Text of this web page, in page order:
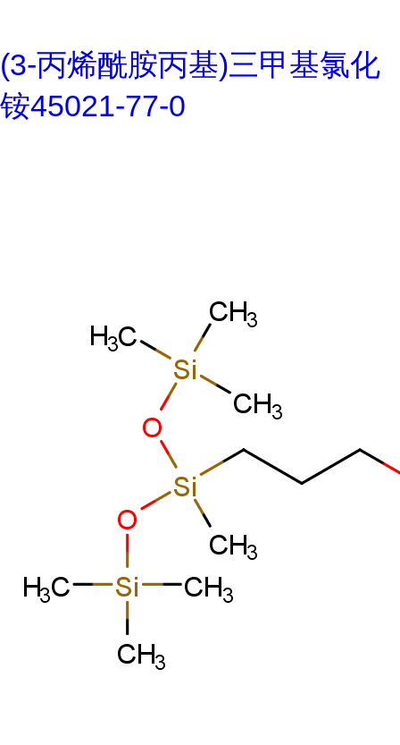
(3-丙烯酰胺丙基)三甲基氯化
铵45021-77-0